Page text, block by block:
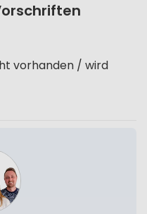
vorhanden / wird